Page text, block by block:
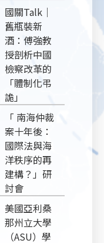
國關Talk｜
舊瓶裝新
酒：傅強教
授剖析中國
檢察改革的
「體制化弔
詭」
「 南海仲裁
案十年後：
國際法與海
洋秩序的再
建構？」研
討會
美國亞利桑
那州立大學
（ASU）學